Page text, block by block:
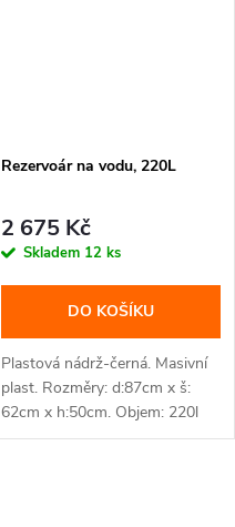
Rezervoár na vodu, 220L
2 675 Kč
Skladem 12 ks
DO KOŠÍKU
Plastová nádrž-černá. Masivní
plast. Rozměry: d:87cm x š:
62cm x h:50cm. Objem: 220l